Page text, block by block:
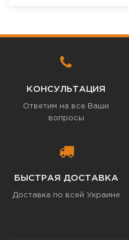
КОНСУЛЬТАЦИЯ
Ответим на все Ваши
вопросы
БЫСТРАЯ ДОСТАВКА
Доставка по всей Украине